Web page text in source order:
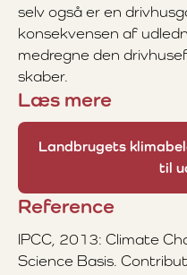
selv også er en
konsekvensen af
medregne den
skaber.
Læs mere
Landbrugets
til
Reference
IPCC, 2013: Climate
Science Basis.